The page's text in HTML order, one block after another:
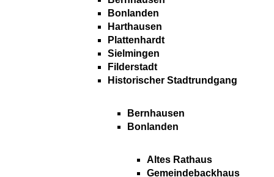
Bonlanden
Harthausen
Plattenhardt
Sielmingen
Filderstadt
Historischer Stadtrundgang
Bernhausen
Bonlanden
Altes Rathaus
Gemeindebackhaus